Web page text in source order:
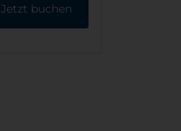
Jetzt buchen